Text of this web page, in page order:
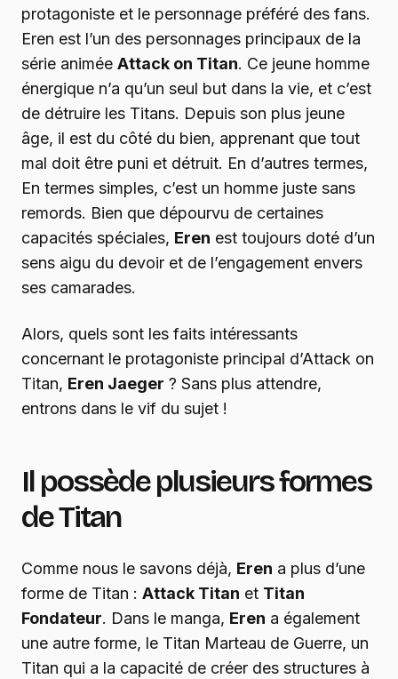
protagoniste et le personnage préféré des fans.
Eren est l’un des personnages principaux de la
série animée Attack on Titan. Ce jeune homme
énergique n’a qu’un seul but dans la vie, et c’est
de détruire les Titans. Depuis son plus jeune
âge, il est du côté du bien, apprenant que tout
mal doit être puni et détruit. En d’autres termes,
En termes simples, c’est un homme juste sans
remords. Bien que dépourvu de certaines
capacités spéciales, Eren est toujours doté d’un
sens aigu du devoir et de l’engagement envers
ses camarades.
Alors, quels sont les faits intéressants
concernant le protagoniste principal d’Attack on
Titan, Eren Jaeger ? Sans plus attendre,
entrons dans le vif du sujet !
Il possède plusieurs formes
de Titan
Comme nous le savons déjà, Eren a plus d’une
forme de Titan : Attack Titan et Titan
Fondateur. Dans le manga, Eren a également
une autre forme, le Titan Marteau de Guerre, un
Titan qui a la capacité de créer des structures à